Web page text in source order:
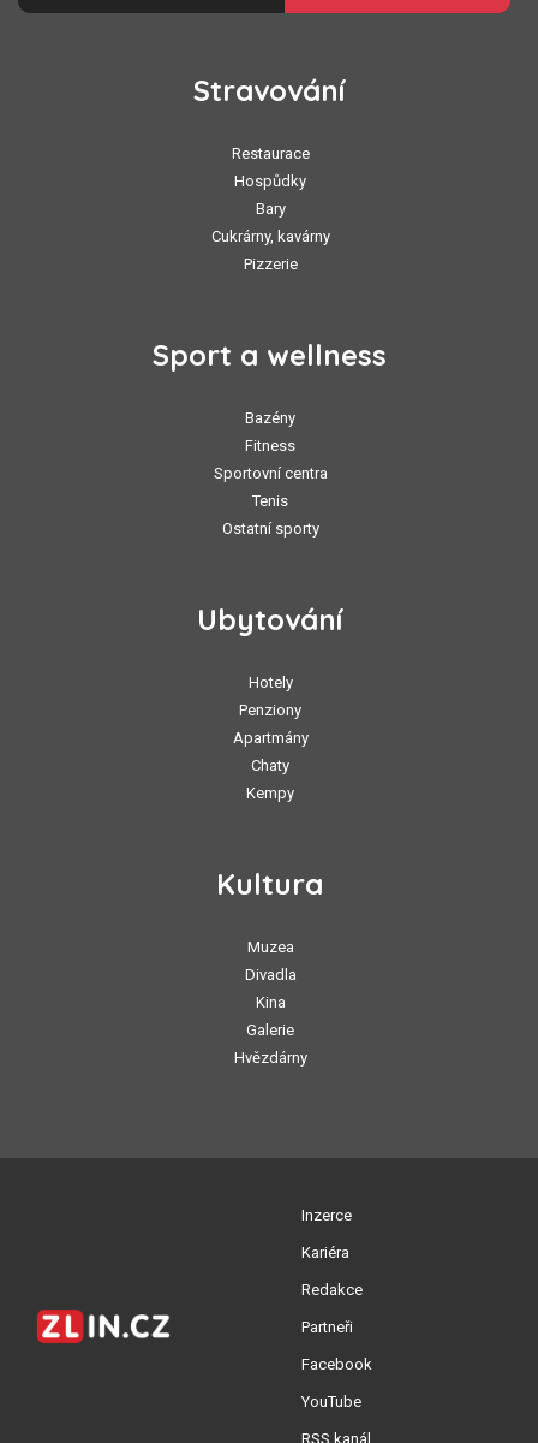
Stravování
Restaurace
Hospůdky
Bary
Cukrárny, kavárny
Pizzerie
Sport a wellness
Bazény
Fitness
Sportovní centra
Tenis
Ostatní sporty
Ubytování
Hotely
Penziony
Apartmány
Chaty
Kempy
Kultura
Muzea
Divadla
Kina
Galerie
Hvězdárny
Inzerce
Kariéra
Redakce
Partneři
Facebook
YouTube
RSS kanál